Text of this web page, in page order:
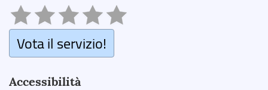
Vota il servizio!
Accessibilità